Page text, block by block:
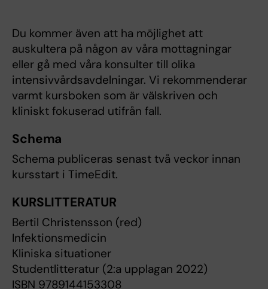
Du kommer även att ha möjlighet att
auskultera på någon av våra mottagningar
eller gå med våra konsulter till olika
intensivvårdsavdelningar. Vi rekommenderar
varmt kursboken som är välskriven och
kliniskt fokuserad utifrån fall.
Schema
Schema publiceras senast två veckor innan
kursstart i TimeEdit.
KURSLITTERATUR
Bertil Christensson (red)
Infektionsmedicin
Kliniska situationer
Studentlitteratur (2:a upplagan 2022)
ISBN 9789144153308